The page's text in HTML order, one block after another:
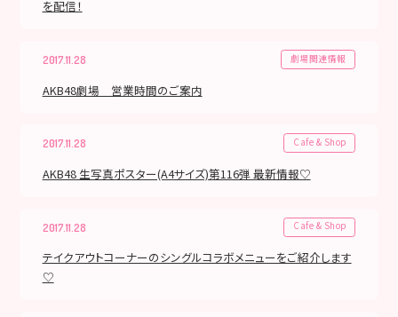
を配信！
2017.11.28 劇場関連情報
AKB48劇場 営業時間のご案内
2017.11.28 Cafe & Shop
AKB48 生写真ポスター(A4サイズ)第116弾 最新情報♡
2017.11.28 Cafe & Shop
テイクアウトコーナーのシングルコラボメニューをご紹介します
♡